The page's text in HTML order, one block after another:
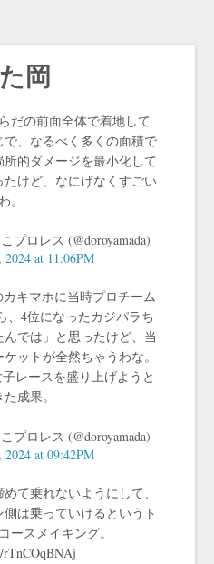
岡
だの前面全体で着地して
、なるべく多くの面積で
的ダメージを最小化して
けど、なにげなくすごい
わ。
プロレス (@doroyamada)
2024 at 11:06PM
カキマホに当時プロチーム
、4位になったカジパラち
では」と思ったけど、当
ットが全然ちゃうわな。
レースを盛り上げようと
成果。
プロレス (@doroyamada)
2024 at 09:42PM
て乗れないようにして、
は乗っていけるというト
ースメイキング。
rTnCOqBNAj